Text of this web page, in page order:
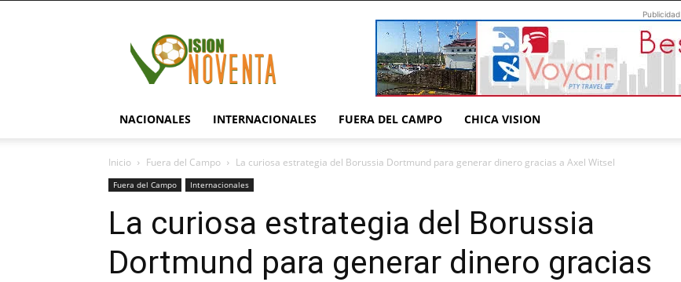
Publicidad
NACIONALES INTERNACIONALES FUERA DEL CAMPO CHICA VISION
Inicio Fuera del Campo La curiosa estrategia del Borussia Dortmund para generar dinero gracias a Axel Witsel
Fuera del Campo Internacionales
La curiosa estrategia del Borussia
Dortmund para generar dinero gracias